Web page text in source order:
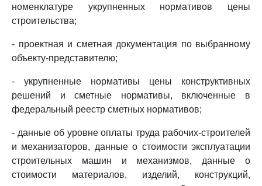
номенклатуре укрупненных нормативов цены
строительства;
- проектная и сметная документация по выбранному
объекту-представителю;
- укрупненные нормативы цены конструктивных
решений и сметные нормативы, включенные в
федеральный реестр сметных нормативов;
- данные об уровне оплаты труда рабочих-строителей
и механизаторов, данные о стоимости эксплуатации
строительных машин и механизмов, данные о
стоимости материалов, изделий, конструкций,